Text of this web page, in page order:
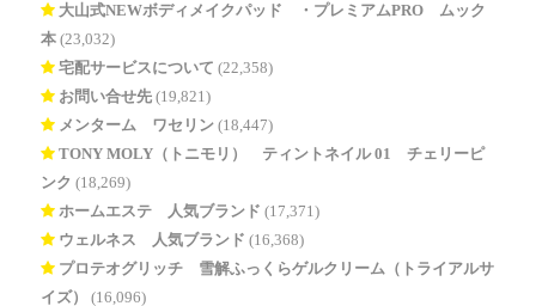
大山式NEWボディメイクパッド®・プレミアムPRO ムック
本 (23,032)
宅配サービスについて (22,358)
お問い合せ先 (19,821)
メンターム ワセリン (18,447)
TONY MOLY（トニモリ） ティントネイル 01 チェリーピ
ンク (18,269)
ホームエステ 人気ブランド (17,371)
ウェルネス 人気ブランド (16,368)
プロテオグリッチ 雪解ふっくらゲルクリーム（トライアルサ
イズ）
(16,096)